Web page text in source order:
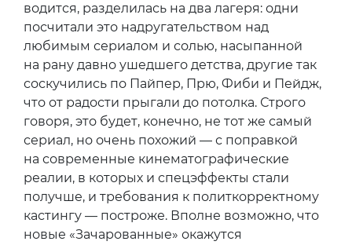
водится, разделилась на два лагеря: одни
посчитали это надругательством над
любимым сериалом и солью, насыпанной
на рану давно ушедшего детства, другие так
соскучились по Пайпер, Прю, Фиби и Пейдж,
что от радости прыгали до потолка. Строго
говоря, это будет, конечно, не тот же самый
сериал, но очень похожий — с поправкой
на современные кинематографические
реалии, в которых и спецэффекты стали
получше, и требования к политкорректному
кастингу — построже. Вполне возможно, что
новые «Зачарованные» окажутся